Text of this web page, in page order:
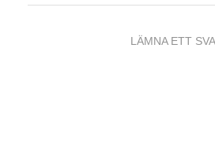
LÄMNA ETT